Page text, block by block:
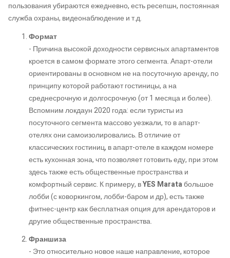
пользования убираются ежедневно, есть ресепшн, постоянная
служба охраны, видеонаблюдение и т.д.
Формат
- Причина высокой доходности сервисных апартаментов
кроется в самом формате этого сегмента. Апарт-отели
ориентированы в основном не на посуточную аренду, по
принципу которой работают гостиницы, а на
среднесрочную и долгосрочную (от 1 месяца и более).
Вспомним локдаун 2020 года: если туристы из
посуточного сегмента массово уезжали, то в апарт-
отелях они самоизолировались. В отличие от
классических гостиниц, в апарт-отеле в каждом номере
есть кухонная зона, что позволяет готовить еду, при этом
здесь также есть общественные пространства и
комфортный сервис. К примеру, вYES Marataбольшое
лобби (с коворкингом, лобби-баром и др), есть также
фитнес-центр как бесплатная опция для арендаторов и
другие общественные пространства.
Франшиза
- Это относительно новое наше направление, которое